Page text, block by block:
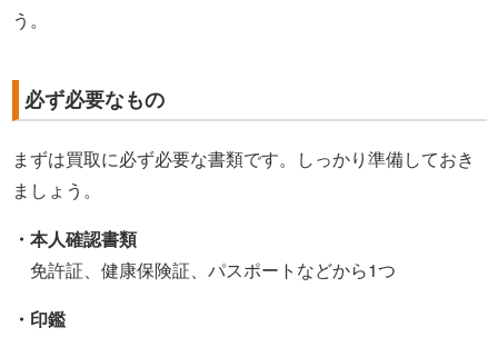
う。
必ず必要なもの
まずは買取に必ず必要な書類です。しっかり準備しておき
ましょう。
・本人確認書類
免許証、健康保険証、パスポートなどから1つ
・印鑑